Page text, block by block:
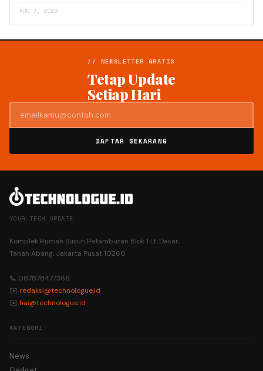
AUG 7, 2026
// NEWSLETTER GRATIS
Tetap Update
Setiap Hari
DAFTAR SEKARANG
YOUR TECH UPDATE
Komplek Rumah Susun Petamburan Blok 1 Lt. Dasar,
Tanah Abang, Jakarta Pusat 10260
📞 087878477366
✉️ redaksi@technologue.id
✉️ hai@technologue.id
KATEGORI
News